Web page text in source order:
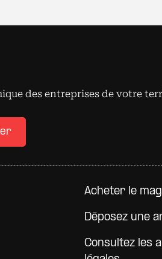
des entreprises de votre
Pied de
Acheter le
Déposez une
Consultez les